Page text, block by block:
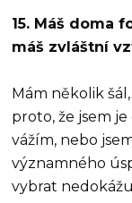
15. Máš doma
máš zvláštní
Mám několik
proto, že jsem
vážím, nebo
významného
vybrat